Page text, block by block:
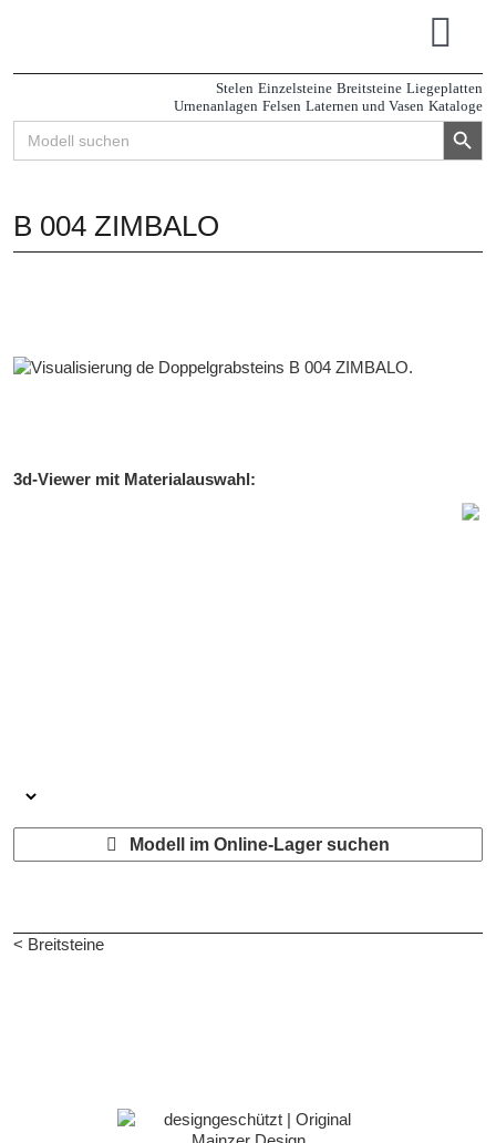
Stelen Einzelsteine Breitsteine Liegeplatten
Urnenanlagen Felsen Laternen und Vasen Kataloge
Search
for:
Search Button
B 004 ZIMBALO
3d-Viewer mit Materialauswahl:
Modell im Online-Lager suchen
< Breitsteine